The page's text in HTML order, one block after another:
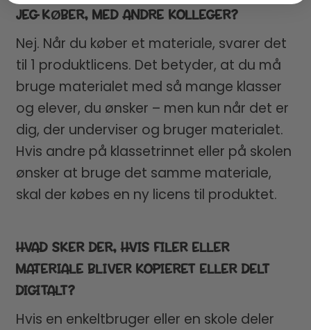
JEG KØBER, MED ANDRE KOLLEGER?
Nej. Når du køber et materiale, svarer det
til 1 produktlicens. Det betyder, at du må
bruge materialet med så mange klasser
og elever, du ønsker – men kun når det er
dig, der underviser og bruger materialet.
Hvis andre på klassetrinnet eller på skolen
ønsker at bruge det samme materiale,
skal der købes en ny licens til produktet.
HVAD SKER DER, HVIS FILER ELLER
MATERIALE BLIVER KOPIERET ELLER DELT
DIGITALT?
Hvis en enkeltbruger eller en skole deler